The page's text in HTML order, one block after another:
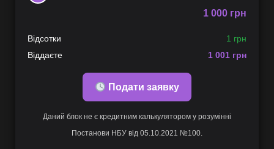
1 000 грн
Відсотки
1 грн
Віддаєте
1 001 грн
Подати заявку
Даний блок не є кредитним калькулятором у розумінні
Постанови НБУ від 05.10.2021 №100.